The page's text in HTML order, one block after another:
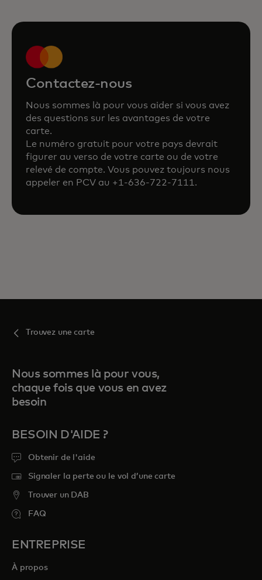
Contactez-nous
Nous sommes là pour vous aider si vous avez
des questions sur les avantages de votre
carte.
Le numéro gratuit pour votre pays devrait
figurer au verso de votre carte ou de votre
relevé de compte. Vous pouvez toujours nous
appeler en PCV au +1-636-722-7111.
Trouvez une carte
Nous sommes là pour vous,
chaque fois que vous en avez
besoin
BESOIN D'AIDE ?
Obtenir de l'aide
Signaler la perte ou le vol d’une carte
Trouver un DAB
FAQ
ENTREPRISE
À propos